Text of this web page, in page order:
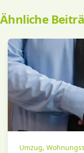
Ähnliche
Umzug,